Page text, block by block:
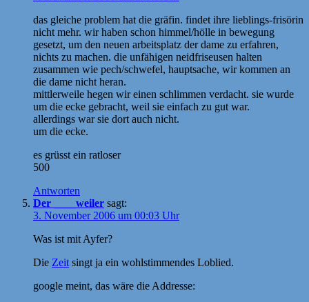
das gleiche problem hat die gräfin. findet ihre lieblings-frisörin
nicht mehr. wir haben schon himmel/hölle in bewegung
gesetzt, um den neuen arbeitsplatz der dame zu erfahren,
nichts zu machen. die unfähigen neidfriseusen halten
zusammen wie pech/schwefel, hauptsache, wir kommen an
die dame nicht heran.
mittlerweile hegen wir einen schlimmen verdacht. sie wurde
um die ecke gebracht, weil sie einfach zu gut war.
allerdings war sie dort auch nicht.
um die ecke.
es grüsst ein ratloser
500
Antworten
Der ____weiler sagt:
3. November 2006 um 00:03 Uhr
Was ist mit Ayfer?
Die Zeit singt ja ein wohlstimmendes Loblied.
google meint, das wäre die Addresse: